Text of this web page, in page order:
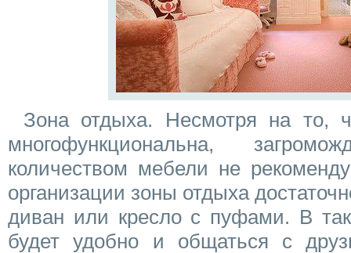
Зона отдыха. Несмотря на то,
многофункциональна,
количеством мебели не
организации зоны отдыха
диван или кресло с пуфами. В
будет удобно и общаться с